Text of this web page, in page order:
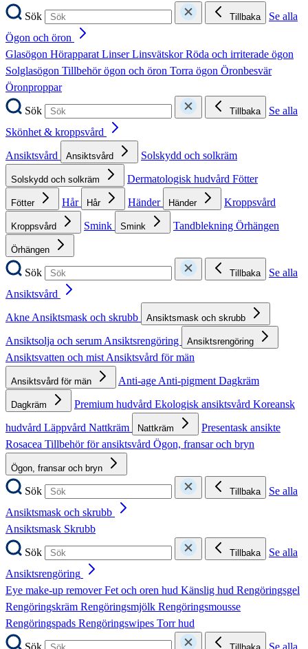
Sök
Tillbaka
Se alla
Ögon och öron
Glasögon HörapparatLinserLinsvätskorRöda och irriterade ögon
Solglasögon Tillbehör ögon och öron Torra ögon Öronbesvär
Öronproppar
Sök
Tillbaka
Se alla
Skönhet & kroppsvård
Ansiktsvård
Ansiktsvård Solskydd och solkräm
Solskydd och solkräm Dermatologisk hudvård Fötter
Fötter Hår Hår Händer Händer Kroppsvård
Kroppsvård Smink Smink Tandblekning Örhängen
Örhängen
Sök Tillbaka
Se alla
Ansiktsvård
AkneAnsiktsmask och skrubb Ansiktsmask och skrubb
Ansiktsolja och serumAnsiktsrengöring Ansiktsrengöring
Ansiktsvatten och mistAnsiktsvård för män
Ansiktsvård för män Anti-ageAnti-pigmentDagkräm
Dagkräm Premium hudvård Ekologisk ansiktsvård Koreansk
hudvård Läppvård Nattkräm Nattkräm
Presentask ansikte
Rosacea Tillbehör för ansiktsvård Ögon, fransar och bryn
Ögon, fransar och bryn
Sök Tillbaka
Se alla
Ansiktsmask och skrubb
Ansiktsmask Skrubb
Sök
Tillbaka
Se alla
Ansiktsrengöring
Eye make-up removerFet och oren hud Känslig hud Rengöringsgel
Rengöringskräm Rengöringsmjölk Rengöringsmousse
Rengöringspads Rengöringswipes Torr hud